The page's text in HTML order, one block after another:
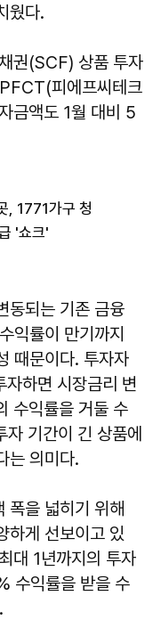
웠다.
권(SCF) 상품 투자
피에프씨테크
금액도 1월 대비 5
, 1771가구 청
'쇼크'
동되는 기존 금융
익률이 만기까지
때문이다. 투자자
하면 시장금리 변
수익률을 거둘 수
기간이 긴 상품에
는 의미다.
폭을 넓히기 위해
하게 선보이고 있
대 1년까지의 투자
수익률을 받을 수